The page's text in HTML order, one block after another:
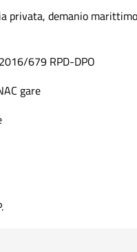
privata, demanio
679 RPD-DPO
gare